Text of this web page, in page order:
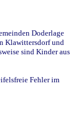
Doderlage
Klawittersdorf und
sind Kinder aus
Fehler im